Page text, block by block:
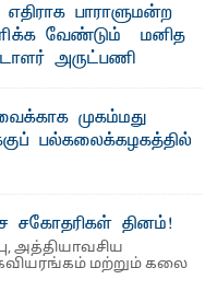
கலை மற்றும் கலாசார
எதிராக பாராளுமன்ற
வேண்டும் – மனித
அருட்பணி
அரசுசாரா
சட்டமூலத்தை ...
முகம்மது
பல்கலைக்கழகத்தில்
சகோதரிகள் தினம்!
அத்தியாவசிய
மற்றும் கலை